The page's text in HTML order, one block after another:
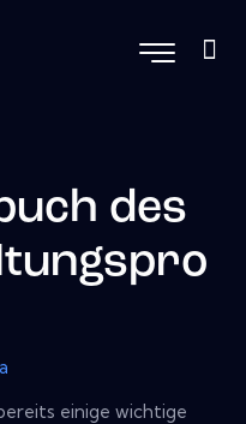
des
einige wichtige